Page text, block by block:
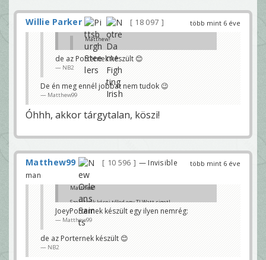
több mint 6 éve
Willie Parker 18 097
Matthew!
Szeretnék kérni tőled egy TJ Watt siget!
Köszönöm!
Fast Willie
JoeyPorternek készült egy ilyen nemrég:
Matthew99
de az Porternek készült 😊
NB2
De én meg ennél jobbat nem tudok 😉
Matthew99
Óhhh, akkor tárgytalan, köszi!
több mint 6 éve
Matthew99 10 596
— Invisible
man
Matthew!
Szeretnék kérni tőled egy TJ Watt siget!
Köszönöm!
Fast Willie
JoeyPorternek készült egy ilyen nemrég:
Matthew99
de az Porternek készült 😊
NB2